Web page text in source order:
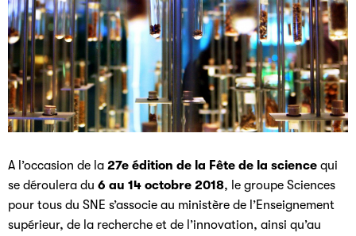
A l’occasion de la 27e édition de la Fête de la science qui
se déroulera du 6 au 14 octobre 2018, le groupe Sciences
pour tous du SNE s’associe au ministère de l’Enseignement
supérieur, de la recherche et de l’innovation, ainsi qu’au